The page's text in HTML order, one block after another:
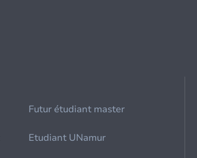
Futur étudiant master
Etudiant UNamur